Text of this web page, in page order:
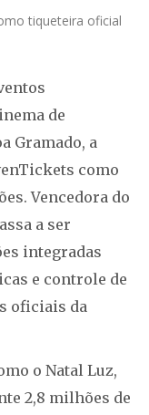
tiqueteira oficial
de
Gramado, a
como
Vencedora do
a ser
integradas
e controle de
oficiais da
o Natal Luz,
2,8 milhões de